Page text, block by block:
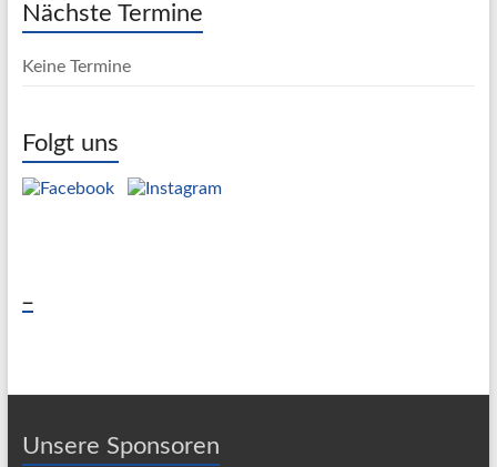
Nächste Termine
Keine Termine
Folgt uns
Unsere Sponsoren